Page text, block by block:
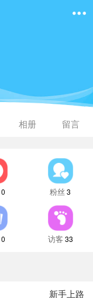
相册 留言
0 粉丝 3
0 访客 33
新手上路